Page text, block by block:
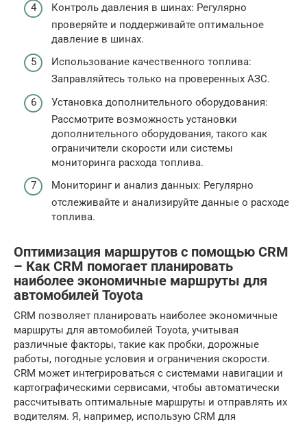
Контроль давления в шинах: Регулярно
проверяйте и поддерживайте оптимальное
давление в шинах.
Использование качественного топлива:
Заправляйтесь только на проверенных АЗС.
Установка дополнительного оборудования:
Рассмотрите возможность установки
дополнительного оборудования, такого как
ограничители скорости или системы
мониторинга расхода топлива.
Мониторинг и анализ данных: Регулярно
отслеживайте и анализируйте данные о расходе
топлива.
Оптимизация маршрутов с помощью CRM
– Как CRM помогает планировать
наиболее экономичные маршруты для
автомобилей Toyota
CRM позволяет планировать наиболее экономичные
маршруты для автомобилей Toyota, учитывая
различные факторы, такие как пробки, дорожные
работы, погодные условия и ограничения скорости.
CRM может интегрироваться с системами навигации и
картографическими сервисами, чтобы автоматически
рассчитывать оптимальные маршруты и отправлять их
водителям. Я, например, использую CRM для